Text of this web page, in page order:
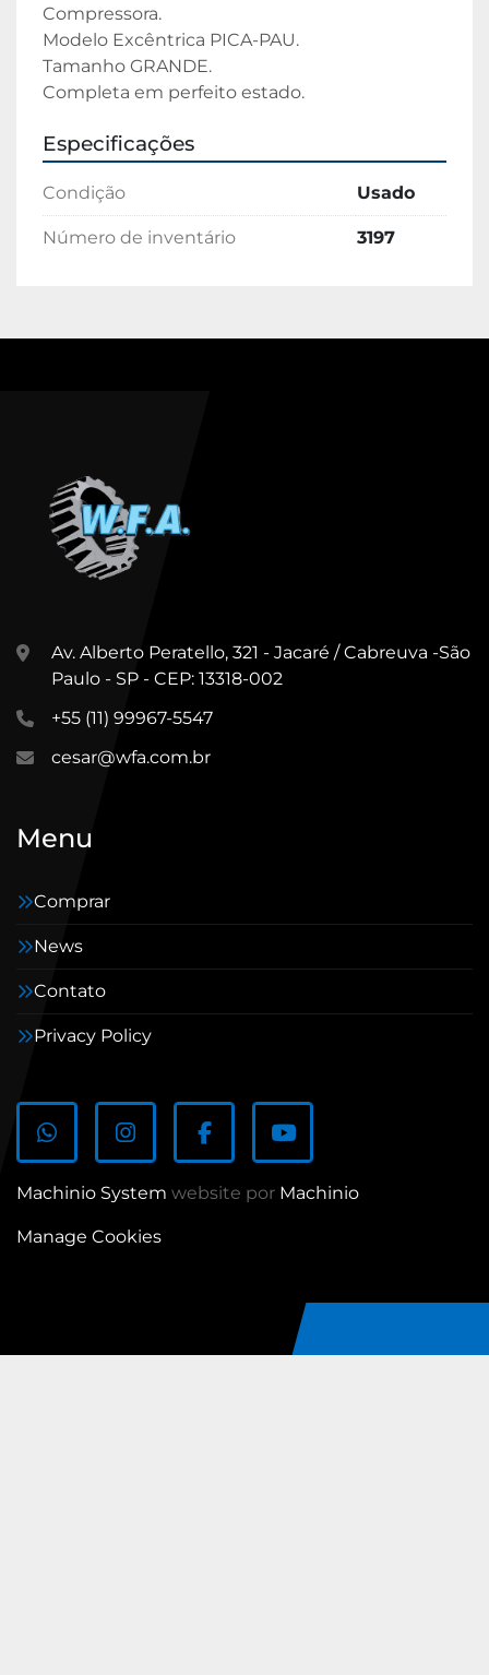
Compressora.
Modelo Excêntrica PICA-PAU.
Tamanho GRANDE.
Completa em perfeito estado.
Especificações
Condição Usado
Número de inventário 3197
Av. Alberto Peratello, 321 - Jacaré / Cabreuva -São
Paulo - SP - CEP: 13318-002
+55 (11) 99967-5547
cesar@wfa.com.br
Menu
Comprar
News
Contato
Privacy Policy
whatsappinstagramfacebookyoutube
Machinio System website por Machinio
Manage Cookies